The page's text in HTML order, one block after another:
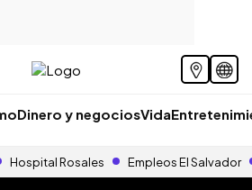
Dinero y negociosVida
Hospital Rosales Empleos El Salvador